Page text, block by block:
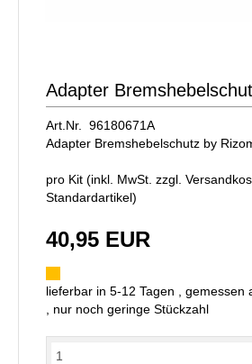
Adapter
Art.Nr. 96180671A
Adapter Bremshebelschutz by
pro Kit (inkl. MwSt. zzgl.
Standardartikel)
40,95 EUR
lieferbar in 5-12 Tagen , gemessen
, nur noch geringe Stückzahl